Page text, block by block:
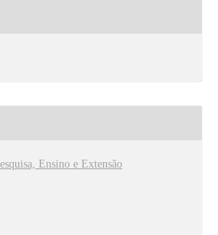
Ensino e Extensão